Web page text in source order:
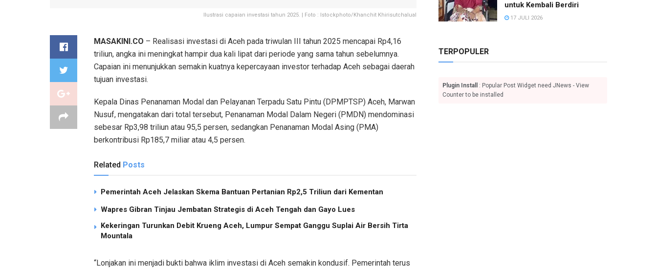
Ilustrasi capaian investasi tahun 2025. | Foto : Istockphoto/Khanchit Khirisutchalual
MASAKINI.CO – Realisasi investasi di Aceh pada triwulan III tahun 2025 mencapai Rp4,16
triliun, angka ini meningkat hampir dua kali lipat dari periode yang sama tahun sebelumnya.
Capaian ini menunjukkan semakin kuatnya kepercayaan investor terhadap Aceh sebagai daerah
tujuan investasi.
Kepala Dinas Penanaman Modal dan Pelayanan Terpadu Satu Pintu (DPMPTSP) Aceh, Marwan
Nusuf, mengatakan dari total tersebut, Penanaman Modal Dalam Negeri (PMDN) mendominasi
sebesar Rp3,98 triliun atau 95,5 persen, sedangkan Penanaman Modal Asing (PMA)
berkontribusi Rp185,7 miliar atau 4,5 persen.
Related Posts
Pemerintah Aceh Jelaskan Skema Bantuan Pertanian Rp2,5 Triliun dari Kementan
Wapres Gibran Tinjau Jembatan Strategis di Aceh Tengah dan Gayo Lues
Kekeringan Turunkan Debit Krueng Aceh, Lumpur Sempat Ganggu Suplai Air Bersih Tirta
Mountala
“Lonjakan ini menjadi bukti bahwa iklim investasi di Aceh semakin kondusif. Pemerintah terus
untuk Kembali Berdiri
17 JULI 2026
TERPOPULER
Plugin Install
: Popular Post Widget need JNews - View
Counter to be installed